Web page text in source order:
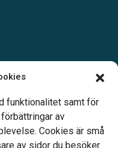
funktionalitet samt för
av
Cookies är små
av sidor du besöker.